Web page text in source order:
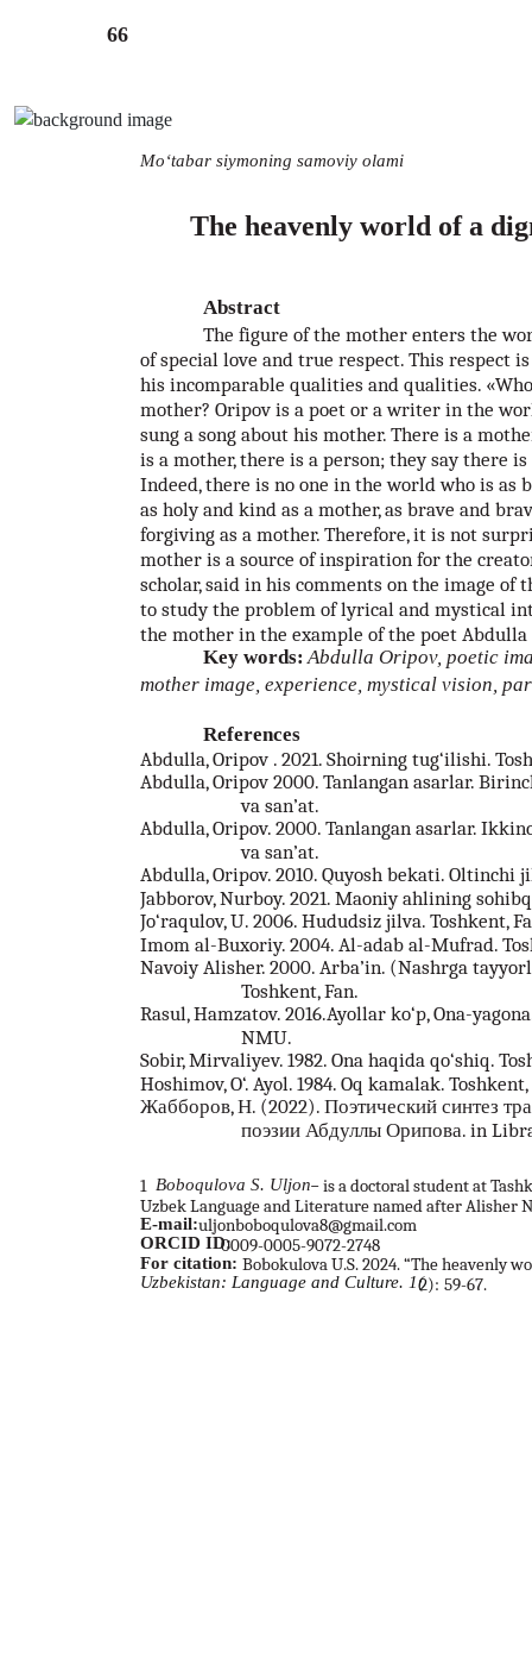
66
Mo‘tabar siymoning samoviy olami
The heavenly world of a
Abstract
The figure of the mother enters the
of special love and true respect. This respect
his incomparable qualities and qualities.
mother? Oripov is a poet or a writer in the
sung a song about his mother. There is a
is a mother, there is a person; they say there
Indeed, there is no one in the world who is as
as holy and kind as a mother, as brave and
forgiving as a mother. Therefore, it is not
mother is a source of inspiration for the
scholar, said in his comments on the image of
to study the problem of lyrical and mystical
the mother in the example of the poet Abdulla
Key words: Abdulla Oripov, poetic
mother image, experience, mystical vision,
References
Abdulla, Oripov . 2021. Shoirning tug‘ilishi.
Abdulla, Oripov 2000. Tanlangan asarlar.
va san’at.
Abdulla, Oripov. 2000. Tanlangan asarlar.
va san’at.
Abdulla, Oripov. 2010. Quyosh bekati. Oltinchi
Jabborov, Nurboy. 2021. Maoniy ahlining
Jo‘raqulov, U. 2006. Hududsiz jilva. Toshkent,
Imom al-Buxoriy. 2004. Al-adab al-Mufrad.
Navoiy Alisher. 2000. Arba’in. (Nashrga
Toshkent, Fan.
Rasul, Hamzatov. 2016.Ayollar ko‘p, Ona-
NMU.
Sobir, Mirvaliyev. 1982. Ona haqida qo‘shiq.
Hoshimov, O‘. Ayol. 1984. Oq kamalak.
Жабборов, Н. (2022). Поэтический синтез
поэзии Абдуллы Орипова. in
1 Boboqulova S. Uljon− is a doctoral student at
Uzbek Language and Literature named after Alisher
E-mail:uljonboboqulova8@gmail.com
ORCID ID:0009-0005-9072-2748
For citation: Bobokulova U.S. 2024. “The heavenly
Uzbekistan: Language and Culture. 1(2): 59-67.